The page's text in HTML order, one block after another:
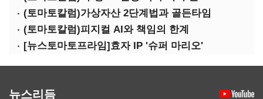
(토마토칼럼)가상자산 2단계법과 골든타임
(토마토칼럼)피지컬 AI와 책임의 한계
[뉴스토마토프라임]효자 IP '슈퍼 마리오'
뉴스리듬